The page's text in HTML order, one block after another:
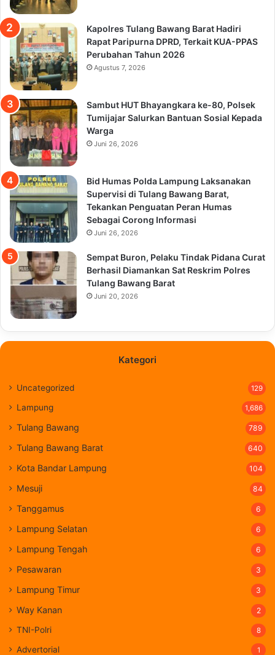
Kapolres Tulang Bawang Barat Hadiri
Rapat Paripurna DPRD, Terkait KUA-PPAS
Perubahan Tahun 2026
Agustus 7, 2026
Sambut HUT Bhayangkara ke-80, Polsek
Tumijajar Salurkan Bantuan Sosial Kepada
Warga
Juni 26, 2026
Bid Humas Polda Lampung Laksanakan
Supervisi di Tulang Bawang Barat,
Tekankan Penguatan Peran Humas
Sebagai Corong Informasi
Juni 26, 2026
Sempat Buron, Pelaku Tindak Pidana Curat
Berhasil Diamankan Sat Reskrim Polres
Tulang Bawang Barat
Juni 20, 2026
Kategori
Uncategorized 129
Lampung 1,686
Tulang Bawang 789
Tulang Bawang Barat 640
Kota Bandar Lampung 104
Mesuji 84
Tanggamus 6
Lampung Selatan 6
Lampung Tengah 6
Pesawaran 3
Lampung Timur 3
Way Kanan 2
TNI-Polri 8
Advertorial 1